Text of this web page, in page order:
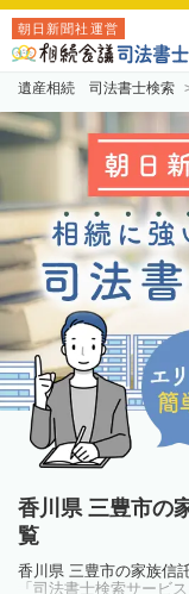
朝日新聞社運営
遺産相続 司法書士検索
香川県 三豊市の
覧
香川県 三豊市の家族信
「司法書士検索サービ